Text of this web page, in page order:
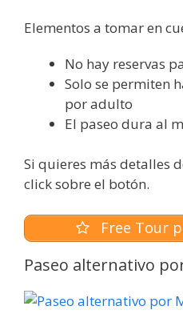
Elementos a tomar en
No hay reservas
Solo se permiten
por adulto
El paseo dura al
Si quieres más detalles
click sobre el botón.
Free Tour
Paseo alternativo